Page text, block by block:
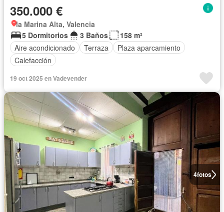
350.000 €
la Marina Alta, Valencia
5 Dormitorios
3 Baños
158 m²
Aire acondicionado
Terraza
Plaza aparcamiento
Calefacción
19 oct 2025 en Vadevender
4fotos